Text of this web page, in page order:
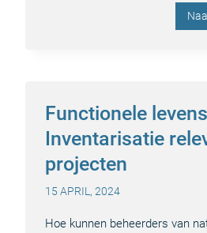
Functionele
Inventarisatie
projecten
15 APRIL, 2024
Hoe kunnen beheerders van